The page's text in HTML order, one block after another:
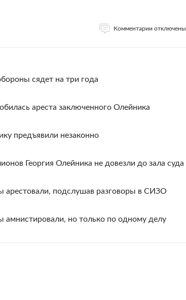
Комментарии отключены
сядет на три года
ареста заключенного Олейника
предъявили незаконно
Георгия Олейника не довезли до зала суда
подслушав разговоры в СИЗО
но только по одному делу